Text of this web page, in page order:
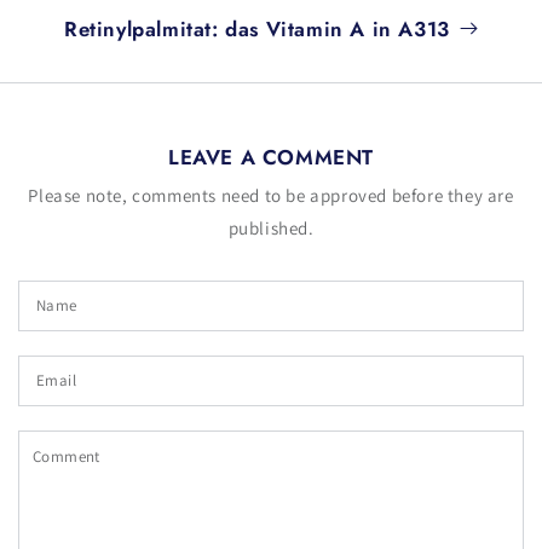
Retinylpalmitat: das Vitamin A in A313
LEAVE A COMMENT
Please note, comments need to be approved before they are
published.
Name
Email
Comment